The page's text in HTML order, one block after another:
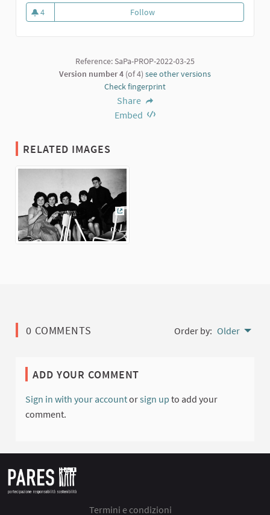
4
4 followers
FollowFesta dei coscritti al Topo Nero.
Reference: SaPa-PROP-2022-03-25
Version number 4 (of 4) see other versions
Check fingerprint
Share
Embed
RELATED IMAGES
(External link)
0 COMMENTS Order by: Older
ADD YOUR COMMENT
Sign in with your accountorsign up to add your
comment.
Termini e condizioni